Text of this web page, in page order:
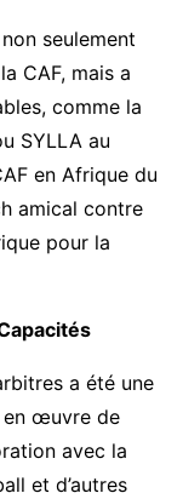
seulement
CAF, mais a
comme la
SYLLA au
en Afrique du
amical contre
pour la
a été une
en œuvre de
avec la
et d’autres